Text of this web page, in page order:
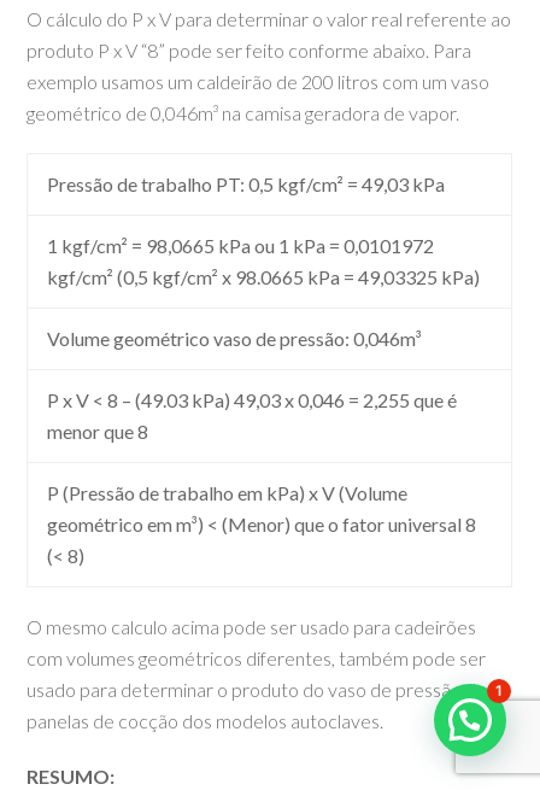
O cálculo do P x V para determinar o valor real referente ao
produto P x V “8” pode ser feito conforme abaixo. Para
exemplo usamos um caldeirão de 200 litros com um vaso
geométrico de 0,046m³ na camisa geradora de vapor.
Pressão de trabalho PT: 0,5 kgf/cm² = 49,03 kPa
1 kgf/cm² = 98,0665 kPa ou 1 kPa = 0,0101972
kgf/cm² (0,5 kgf/cm² x 98.0665 kPa = 49,03325 kPa)
Volume geométrico vaso de pressão: 0,046m³
P x V < 8 – (49.03 kPa) 49,03 x 0,046 = 2,255 que é
menor que 8
P (Pressão de trabalho em kPa) x V (Volume
geométrico em m³) < (Menor) que o fator universal 8
(< 8)
O mesmo calculo acima pode ser usado para cadeirões
com volumes geométricos diferentes, também pode ser
usado para determinar o produto do vaso de pressão das
panelas de cocção dos modelos autoclaves.
RESUMO:
1